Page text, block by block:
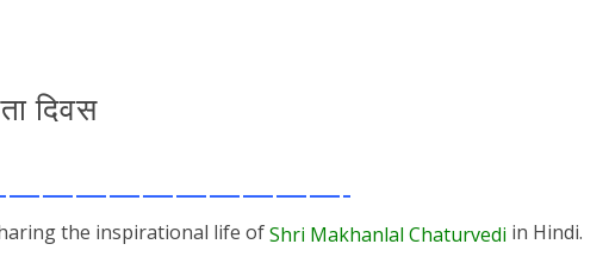
दिवस
——————-
the inspirational life ofShri Makhanlal Chaturvedi in Hindi.